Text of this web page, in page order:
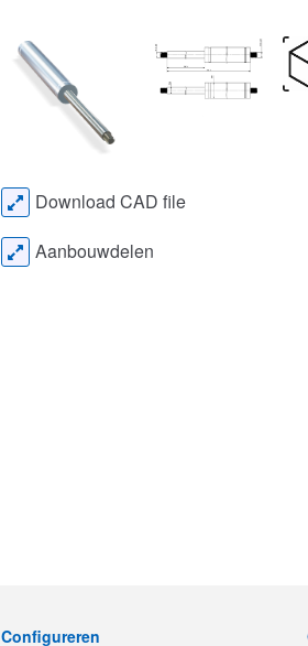
Download CAD file
Aanbouwdelen
Configureren